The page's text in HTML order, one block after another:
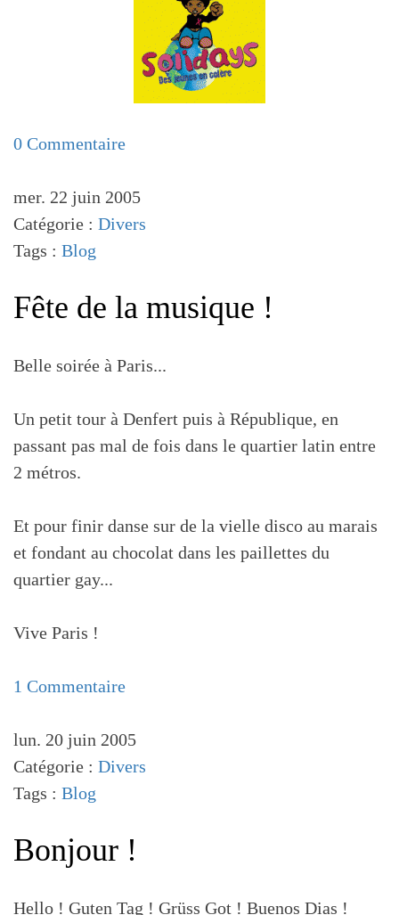
0 Commentaire
mer. 22 juin 2005
Catégorie : Divers
Tags : Blog
Fête de la musique !
Belle soirée à Paris...
Un petit tour à Denfert puis à République, en
passant pas mal de fois dans le quartier latin entre
2 métros.
Et pour finir danse sur de la vielle disco au marais
et fondant au chocolat dans les paillettes du
quartier gay...
Vive Paris !
1 Commentaire
lun. 20 juin 2005
Catégorie : Divers
Tags : Blog
Bonjour !
Hello ! Guten Tag ! Grüss Got ! Buenos Dias !